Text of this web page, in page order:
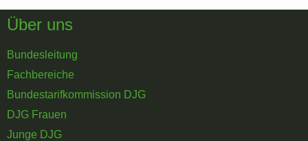
Über uns
Bundesleitung
Fachbereiche
Bundestarifkommission DJG
DJG Frauen
Junge DJG